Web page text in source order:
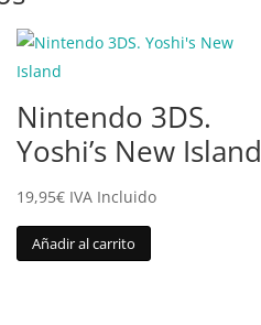
Nintendo 3DS.
Yoshi’s New Island
19,95€ IVA Incluido
Añadir al carrito